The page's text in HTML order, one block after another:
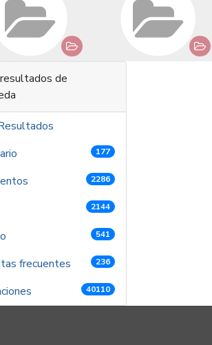
de
177
2286
2144
541
frecuentes 236
40110